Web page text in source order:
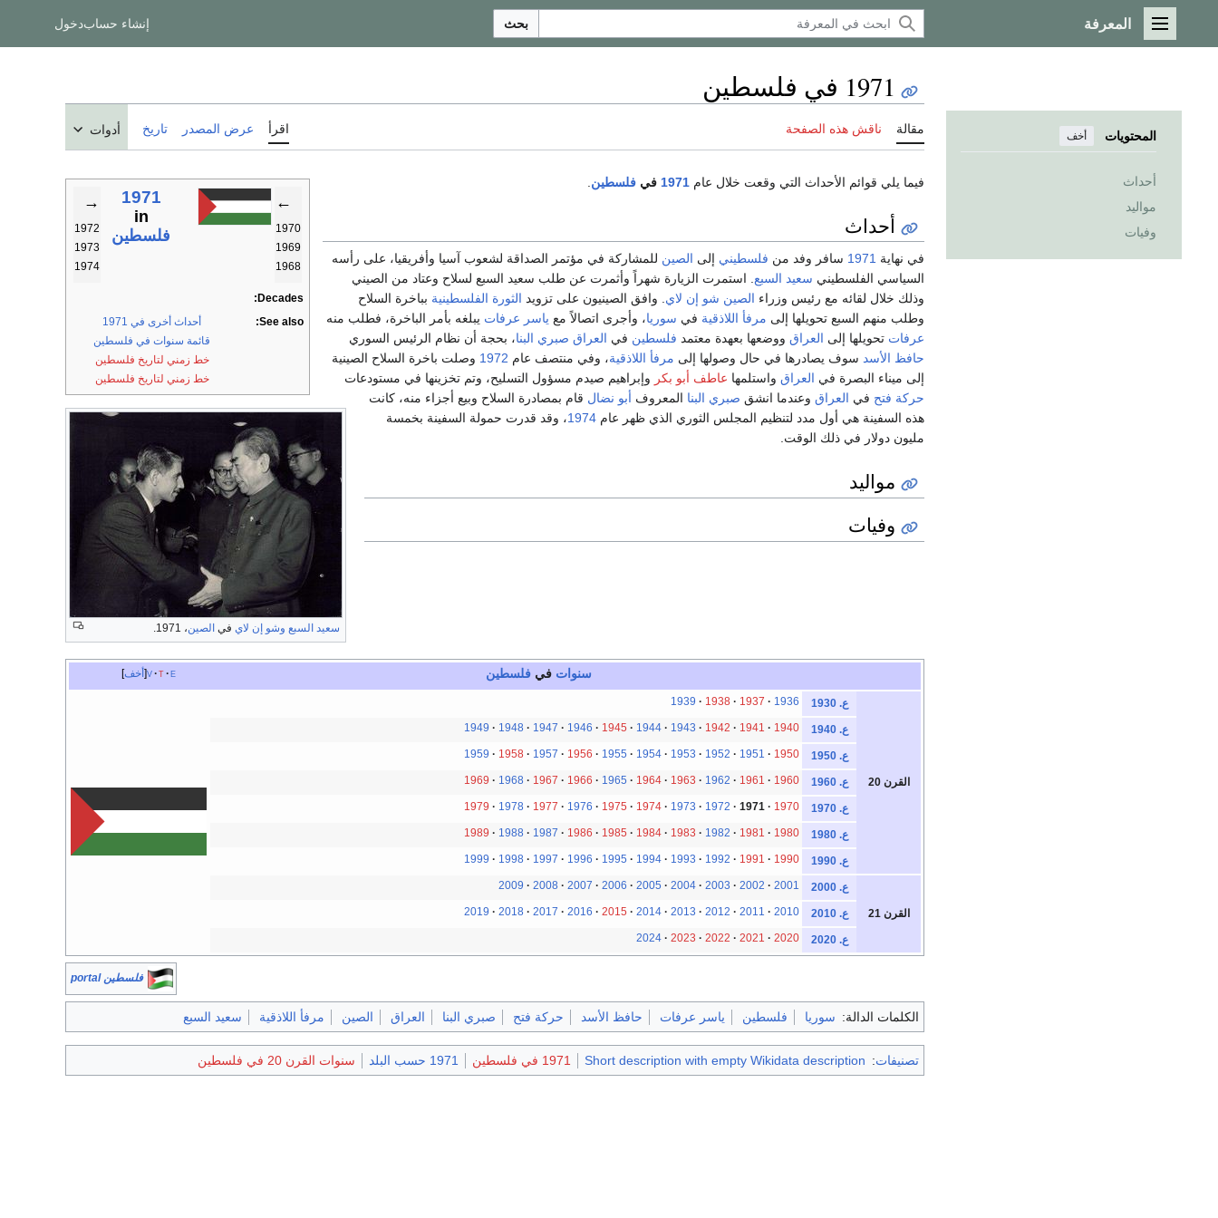
القائمة الرئيسية
المعرفة بحث إنشاء حسابدخول
المحتويات أخف
أحداث
مواليد
وفيات
1971 في فلسطين
مقالة ناقش هذه الصفحة اقرأ عرض المصدر تاريخ أدوات
←
1970
1969
1968
1971
in
فلسطين
→
1972
1973
1974
Decades:
See also:
أحداث أخرى في 1971
قائمة سنوات في فلسطين
خط زمني لتاريخ فلسطين
خط زمني لتاريخ فلسطين
فيما يلي قوائم الأحداث التي وقعت خلال عام 1971 في فلسطين
أحداث
سعيد السبع وشو إن لاي في الصين، 1971.
في نهاية 1971 سافر وفد من فلسطيني إلى الصين للمشاركة في مؤتمر الصداقة لشعوب آسيا وأفريقيا، على رأسه
السياسي الفلسطيني سعيد السبع. استمرت الزيارة شهراً وأثمرت عن طلب سعيد السبع لسلاح وعتاد من الصيني
وذلك خلال لقائه مع رئيس وزراء الصين شو إن لاي. وافق الصينيون على تزويد الثورة الفلسطينية بباخرة السلاح
وطلب منهم السبع تحويلها إلى مرفأ اللاذقية في سوريا، وأجرى اتصالاً مع ياسر عرفات يبلغه بأمر الباخرة، فطلب منه
عرفات تحويلها إلى العراق ووضعها بعهدة معتمد فلسطين في العراق صبري البنا، بحجة أن نظام الرئيس السوري
حافظ الأسد سوف يصادرها في حال وصولها إلى مرفأ اللاذقية، وفي منتصف عام 1972 وصلت باخرة السلاح الصينية
إلى ميناء البصرة في العراق واستلمها عاطف أبو بكر وإبراهيم صيدم مسؤول التسليح، وتم تخزينها في مستودعات
حركة فتح في العراق وعندما انشق صبري البنا المعروف أبو نضال قام بمصادرة السلاح وبيع أجزاء منه، كانت
هذه السفينة هي أول مدد لتنظيم المجلس الثوري الذي ظهر عام 1974، وقد قدرت حمولة السفينة بخمسة
مليون دولار في ذلك الوقت.
مواليد
وفيات
أخف v t e سنوات في فلسطين
القرن 20
ع. 1930 1936
1937
1938
1939
ع. 1940 1940
1941
1942
1943
1944
1945
1946
1947
1948
1949
ع. 1950 1950
1951
1952
1953
1954
1955
1956
1957
1958
1959
ع. 1960 1960
1961
1962
1963
1964
1965
1966
1967
1968
1969
ع. 1970 1970
1971
1972
1973
1974
1975
1976
1977
1978
1979
ع. 1980 1980
1981
1982
1983
1984
1985
1986
1987
1988
1989
ع. 1990 1990
1991
1992
1993
1994
1995
1996
1997
1998
1999
القرن 21
ع. 2000 2001
2002
2003
2004
2005
2006
2007
2008
2009
ع. 2010 2010
2011
2012
2013
2014
2015
2016
2017
2018
2019
ع. 2020 2020
2021
2022
2023
2024
فلسطين portal
الكلمات الدالة: سوريا فلسطين ياسر عرفات حافظ الأسد حركة فتح صبري البنا العراق الصين مرفأ اللاذقية سعيد السبع
تصنيفات:
Short description with empty Wikidata description 1971 في فلسطين 1971 حسب البلد سنوات القرن 20 في فلسطين